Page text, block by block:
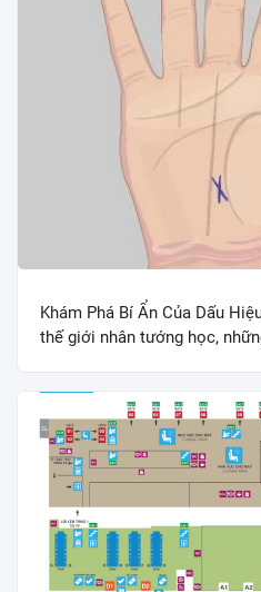
Khám Phá Bí Ẩn Của Dấu
thế giới nhân tướng học,